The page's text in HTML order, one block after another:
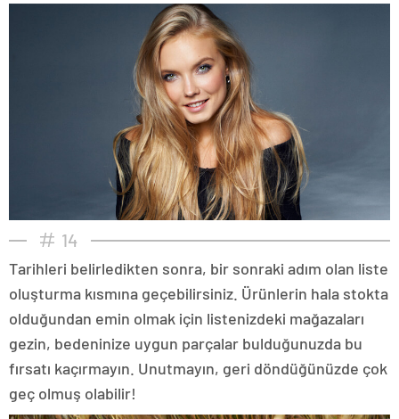
14
Tarihleri belirledikten sonra, bir sonraki adım olan liste
oluşturma kısmına geçebilirsiniz. Ürünlerin hala stokta
olduğundan emin olmak için listenizdeki mağazaları
gezin, bedeninize uygun parçalar bulduğunuzda bu
fırsatı kaçırmayın. Unutmayın, geri döndüğünüzde çok
geç olmuş olabilir!